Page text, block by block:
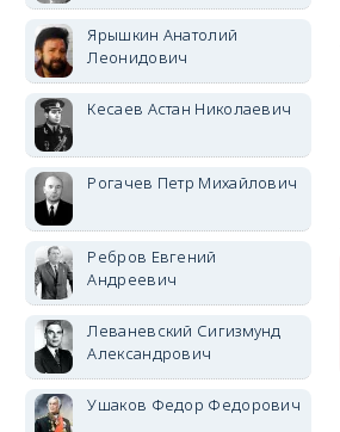
Ярышкин Анатолий
Леонидович
Кесаев Астан Николаевич
Рогачев Петр Михайлович
Ребров Евгений
Андреевич
Леваневский Сигизмунд
Александрович
Ушаков Федор Федорович